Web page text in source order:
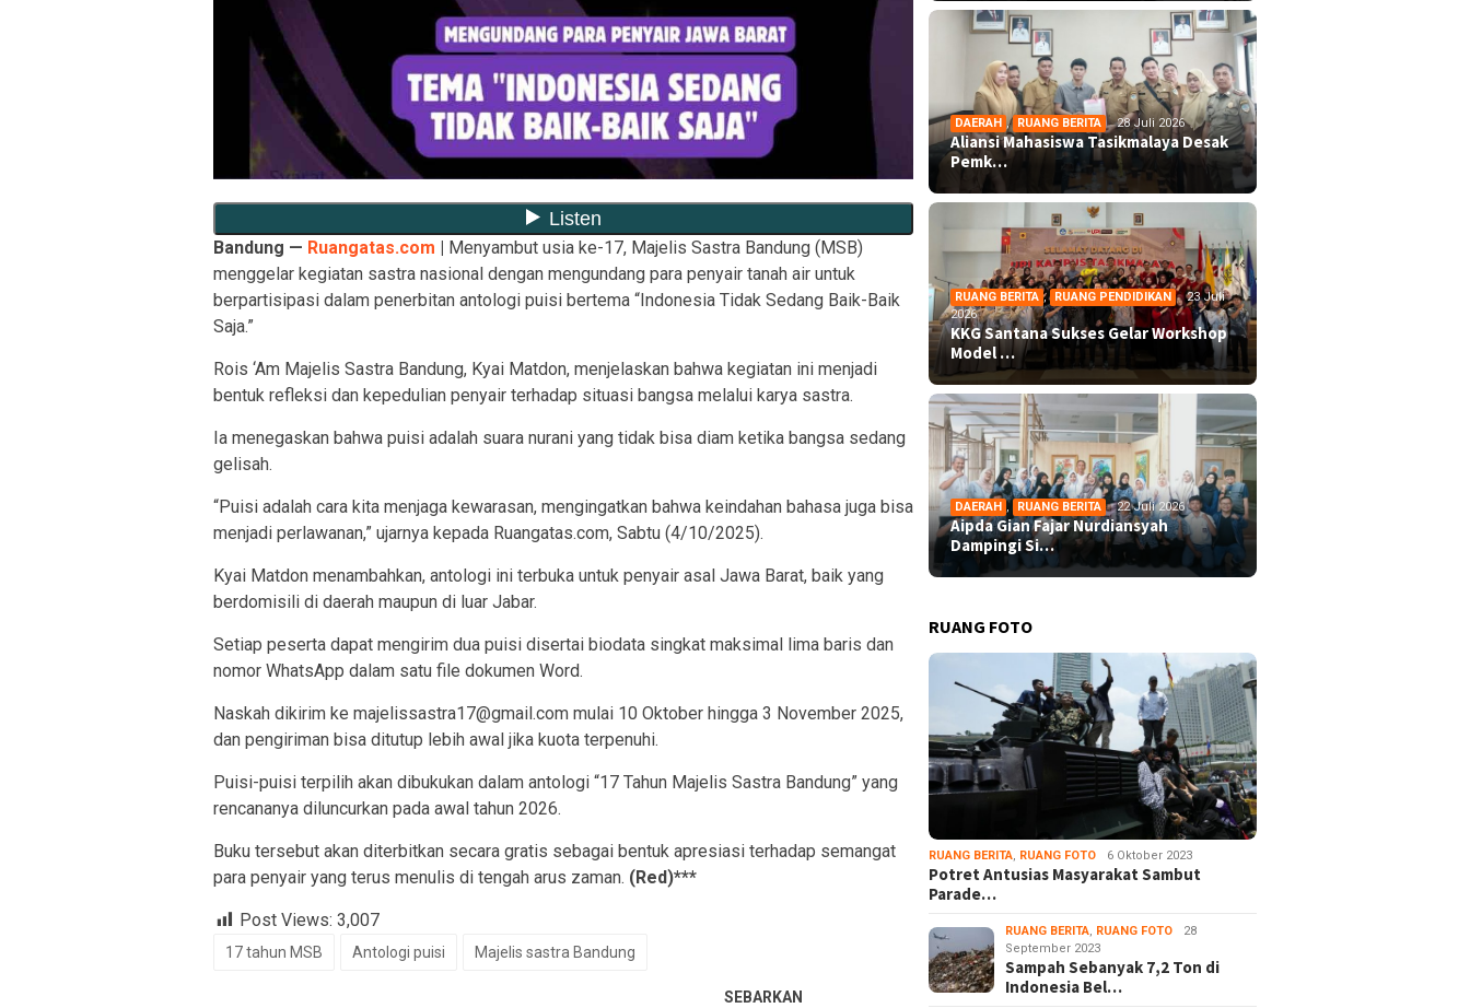
Bandung — Ruangatas.com
Menyambut usia ke-17, Majelis Sastra Bandung (MSB)
menggelar kegiatan sastra nasional dengan mengundang para penyair tanah air untuk
berpartisipasi dalam penerbitan antologi puisi bertema “Indonesia Tidak Sedang Baik-Baik
Saja.”
Rois ‘Am Majelis Sastra Bandung, Kyai Matdon, menjelaskan bahwa kegiatan ini menjadi
bentuk refleksi dan kepedulian penyair terhadap situasi bangsa melalui karya sastra.
Ia menegaskan bahwa puisi adalah suara nurani yang tidak bisa diam ketika bangsa sedang
gelisah.
“Puisi adalah cara kita menjaga kewarasan, mengingatkan bahwa keindahan bahasa juga bisa
menjadi perlawanan,” ujarnya kepada Ruangatas.com, Sabtu (4/10/2025).
Kyai Matdon menambahkan, antologi ini terbuka untuk penyair asal Jawa Barat, baik yang
berdomisili di daerah maupun di luar Jabar.
Setiap peserta dapat mengirim dua puisi disertai biodata singkat maksimal lima baris dan
nomor WhatsApp dalam satu file dokumen Word.
Naskah dikirim ke majelissastra17@gmail.com mulai 10 Oktober hingga 3 November 2025,
dan pengiriman bisa ditutup lebih awal jika kuota terpenuhi.
Puisi-puisi terpilih akan dibukukan dalam antologi “17 Tahun Majelis Sastra Bandung” yang
rencananya diluncurkan pada awal tahun 2026.
Buku tersebut akan diterbitkan secara gratis sebagai bentuk apresiasi terhadap semangat
para penyair yang terus menulis di tengah arus zaman. (Red)***
Post Views: 3,007
17 tahun MSB Antologi puisi Majelis sastra Bandung
SEBARKAN
DAERAH , RUANG BERITA 28 Juli 2026
Aliansi Mahasiswa Tasikmalaya Desak
Pemk…
RUANG BERITA , RUANG PENDIDIKAN
23 Juli
2026
KKG Santana Sukses Gelar Workshop
Model …
DAERAH , RUANG BERITA 22 Juli 2026
Aipda Gian Fajar Nurdiansyah
Dampingi Si…
RUANG FOTO
RUANG BERITA, RUANG FOTO 6 Oktober 2023
Potret Antusias Masyarakat Sambut
Parade…
RUANG BERITA, RUANG FOTO
28
September 2023
Sampah Sebanyak 7,2 Ton di
Indonesia Bel…